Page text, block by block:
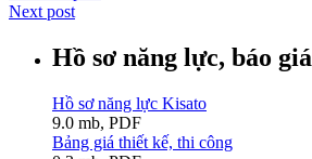
Next post
Hồ sơ năng lực, báo giá
Hồ sơ năng lực Kisato
9.0 mb, PDF
Bảng giá thiết kế, thi công